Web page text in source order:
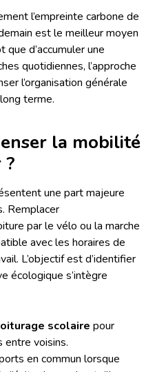
l’empreinte carbone de
est le meilleur moyen
d’accumuler une
quotidiennes, l’approche
l’organisation générale
terme.
la mobilité
?
une part majeure
Remplacer
par le vélo ou la marche
avec les horaires de
L’objectif est d’identifier
écologique s’intègre
scolaire pour
voisins.
en commun lorsque